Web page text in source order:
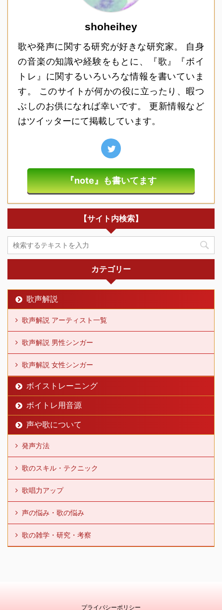
shoheihey
歌や発声に関する研究が好きな研究家。 自身
の音楽の知識や経験をもとに、『歌』『ボイ
トレ』に関するいろいろな情報を書いていま
す。 このサイトが何かの役に立ったり、暇つ
ぶしのお供になれば幸いです。 更新情報など
はツイッターにて掲載しています。
『note』も書いてます
【サイト内検索】
カテゴリー
歌声解説
歌声解説 アーティスト一覧
歌声解説 男性シンガー
歌声解説 女性シンガー
ボイストレーニング
ボイトレ用音源
声や歌について
発声方法
歌のスキル・テクニック
歌唱力アップ
声の悩み・歌の悩み
歌の雑学・研究・考察
プライバシーポリシー